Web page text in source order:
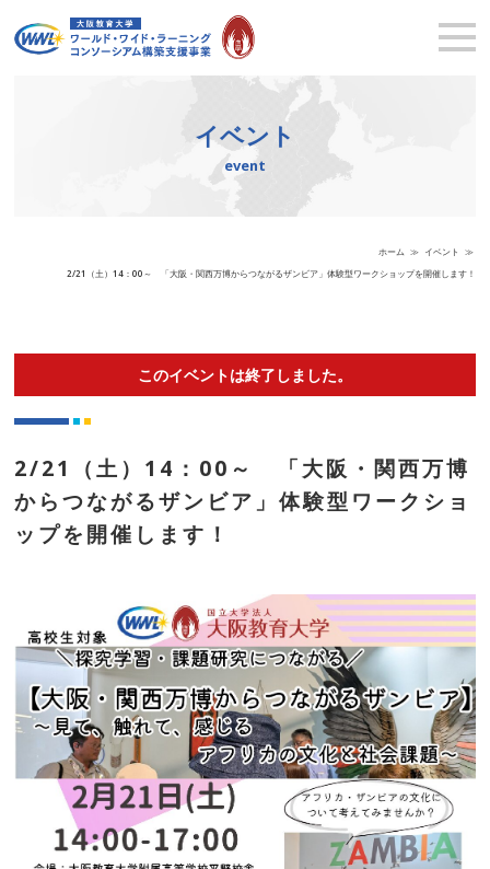
イベント
event
ホーム ≫ イベント
≫
2/21（土）14：00～ 「大阪・関西万博からつながるザンビア」体験型ワークショップを開催します！
このイベントは終了しました。
2/21（土）14：00～ 「大阪・関西万博
からつながるザンビア」体験型ワークショ
ップを開催します！